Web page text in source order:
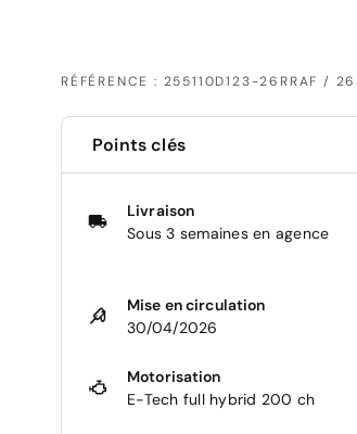
RÉFÉRENCE : 255110D123-26RRAF /
Points clés
Livraison
Sous 3 semaines en agence
Mise en circulation
30/04/2026
Motorisation
E-Tech full hybrid 200 ch